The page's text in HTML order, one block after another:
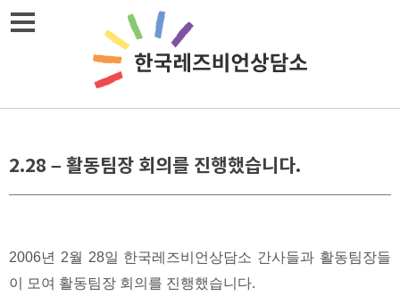
Skip
2.28 – 활동팀장 회의를 진행했습니다.
2006년 2월 28일 한국레즈비언상담소 간사들과 활동팀장들
이 모여 활동팀장 회의를 진행했습니다.